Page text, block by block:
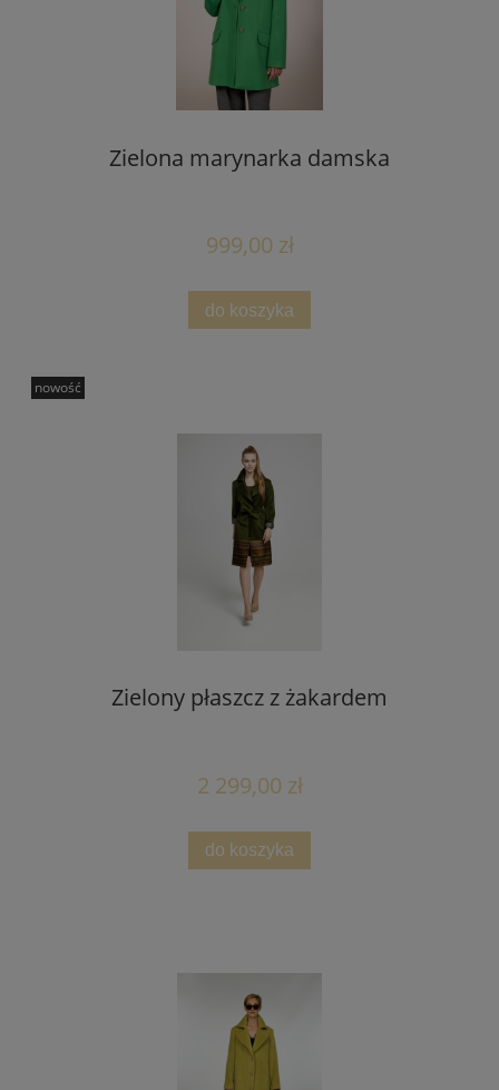
Zielona marynarka damska
999,00 zł
do koszyka
Zielony płaszcz z żakardem
2 299,00 zł
do koszyka
nowość